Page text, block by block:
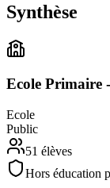
Synthèse
Ecole Primaire
Ecole
Public
51 élèves
Hors éducation